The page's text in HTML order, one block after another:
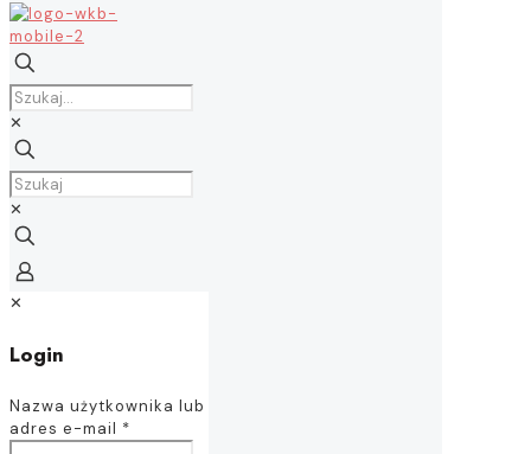
✕
✕
✕
Login
Nazwa użytkownika lub
adres e-mail *